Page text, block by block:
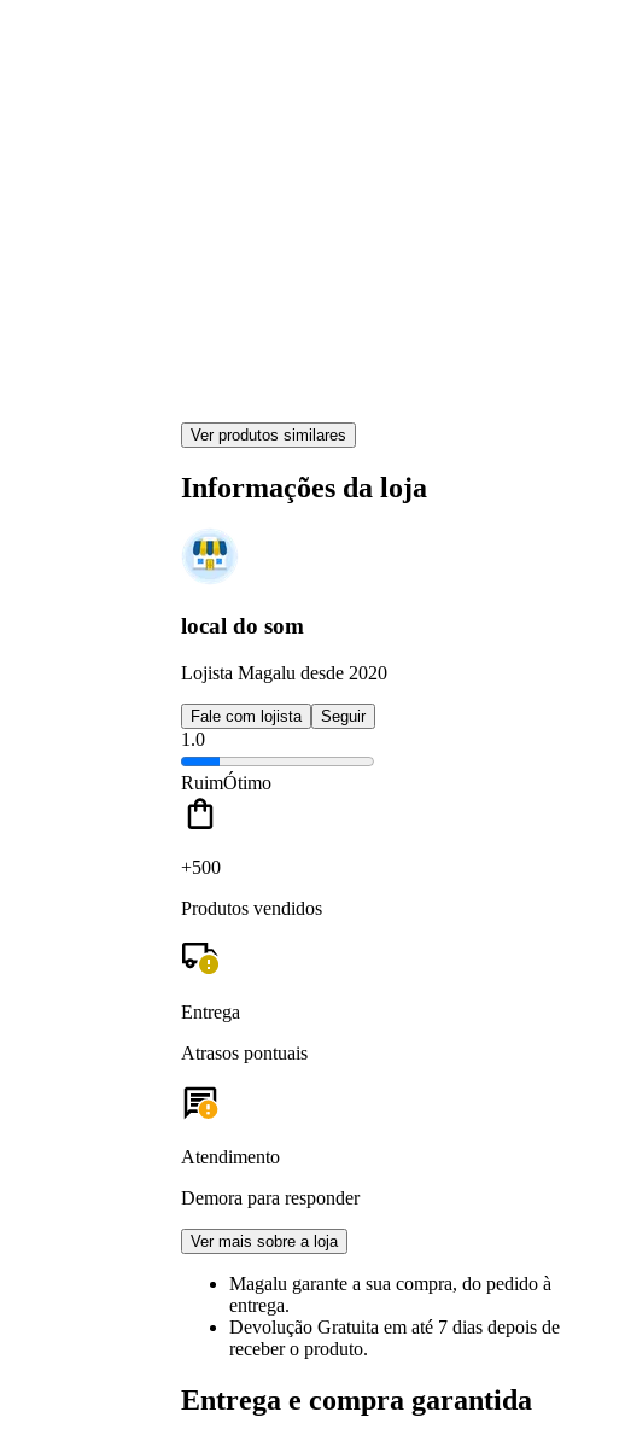
Ver produtos similares
Informações da loja
local do som
Lojista Magalu desde 2020
Fale com lojista Seguir
1.0
RuimÓtimo
+500
Produtos vendidos
Entrega
Atrasos pontuais
Atendimento
Demora para responder
Ver mais sobre a loja
Magalu garante a sua compra, do pedido à
entrega.
Devolução Gratuita em até 7 dias depois de
receber o produto.
Entrega e compra garantida